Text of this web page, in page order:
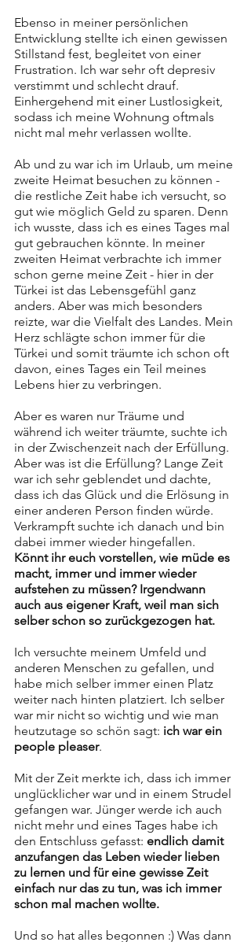
Ebenso in meiner persönlichen
Entwicklung stellte ich einen gewissen
Stillstand fest, begleitet von einer
Frustration. Ich war sehr oft depresiv
verstimmt und schlecht drauf.
Einhergehend mit einer Lustlosigkeit,
sodass ich meine Wohnung oftmals
nicht mal mehr verlassen wollte.
Ab und zu war ich im Urlaub, um meine
zweite Heimat besuchen zu können -
die restliche Zeit habe ich versucht, so
gut wie möglich Geld zu sparen. Denn
ich wusste, dass ich es eines Tages mal
gut gebrauchen könnte. In meiner
zweiten Heimat verbrachte ich immer
schon gerne meine Zeit - hier in der
Türkei ist das Lebensgefühl ganz
anders. Aber was mich besonders
reizte, war die Vielfalt des Landes. Mein
Herz schlägte schon immer für die
Türkei und somit träumte ich schon oft
davon, eines Tages ein Teil meines
Lebens hier zu verbringen.
Aber es waren nur Träume und
während ich weiter träumte, suchte ich
in der Zwischenzeit nach der Erfüllung.
Aber was ist die Erfüllung? Lange Zeit
war ich sehr geblendet und dachte,
dass ich das Glück und die Erlösung in
einer anderen Person finden würde.
Verkrampft suchte ich danach und bin
dabei immer wieder hingefallen.
Könnt ihr euch vorstellen, wie müde es
macht, immer und immer wieder
aufstehen zu müssen? Irgendwann
auch aus eigener Kraft, weil man sich
selber schon so zurückgezogen hat.
Ich versuchte meinem Umfeld und
anderen Menschen zu gefallen, und
habe mich selber immer einen Platz
weiter nach hinten platziert. Ich selber
war mir nicht so wichtig und wie man
heutzutage so schön sagt: ich war ein
people pleaser.
Mit der Zeit merkte ich, dass ich immer
unglücklicher war und in einem Strudel
gefangen war. Jünger werde ich auch
nicht mehr und eines Tages habe ich
den Entschluss gefasst: endlich damit
anzufangen das Leben wieder lieben
zu lernen und für eine gewisse Zeit
einfach nur das zu tun, was ich immer
schon mal machen wollte.
Und so hat alles begonnen :) Was dann